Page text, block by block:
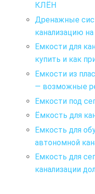
КЛЁН
Дренажные
канализацию
Емкости для
купить и как
Емкости из
— возможные
Емкости под
Ёмкость для
Емкость для
автономной
Емкость для
канализации